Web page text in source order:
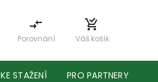
Porovnání Váš košík
KE STAŽENÍ PRO PARTNERY